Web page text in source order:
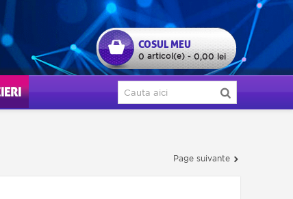
COSUL MEU
0 articol(e) - 0,00 lei
Page suivante